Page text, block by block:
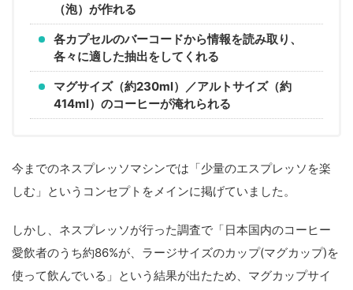
（泡）が作れる
各カプセルのバーコードから情報を読み取り、
各々に適した抽出をしてくれる
マグサイズ（約230ml）／アルトサイズ（約
414ml）のコーヒーが淹れられる
今までのネスプレッソマシンでは「少量のエスプレッソを楽
しむ」というコンセプトをメインに掲げていました。
しかし、ネスプレッソが行った調査で「日本国内のコーヒー
愛飲者のうち約86%が、ラージサイズのカップ(マグカップ)を
使って飲んでいる」という結果が出たため、マグカップサイ